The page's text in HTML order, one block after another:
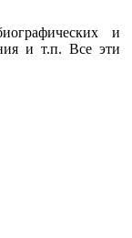
и
и т.п. Все эти